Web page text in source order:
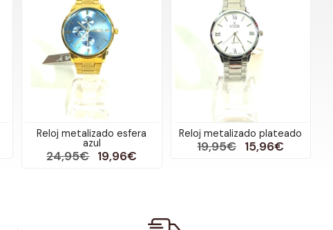
Reloj metalizado esfera
azul
24,95€ 19,96€
Reloj metalizado plateado
19,95€ 15,96€